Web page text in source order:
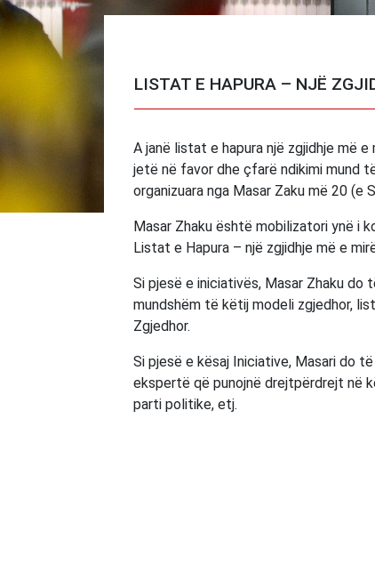
LISTAT E HAPURA – NJË
A janë listat e hapura një zgjidhje më
jetë në favor dhe çfarë ndikimi mund
organizuara nga Masar Zaku më 20 (e
Masar Zhaku është mobilizatori ynë i
Listat e Hapura – një zgjidhje më e
Si pjesë e iniciativës, Masar Zhaku do
mundshëm të këtij modeli zgjedhor,
Zgjedhor.
Si pjesë e kësaj Iniciative, Masari do
ekspertë që punojnë drejtpërdrejt në
parti politike, etj.